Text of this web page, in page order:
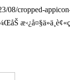
08/cropped-